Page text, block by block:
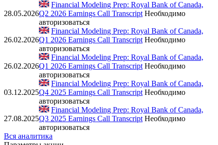
28.05.2026
Financial Modeling Prep: Royal Bank of Canada,
Q2 2026 Earnings Call Transcript Необходимо
авторизоваться
26.02.2026
Financial Modeling Prep: Royal Bank of Canada,
Q1 2026 Earnings Call Transcript Необходимо
авторизоваться
26.02.2026
Financial Modeling Prep: Royal Bank of Canada,
Q1 2026 Earnings Call Transcript Необходимо
авторизоваться
03.12.2025
Financial Modeling Prep: Royal Bank of Canada,
Q4 2025 Earnings Call Transcript Необходимо
авторизоваться
27.08.2025
Financial Modeling Prep: Royal Bank of Canada,
Q3 2025 Earnings Call Transcript Необходимо
авторизоваться
Вся аналитика